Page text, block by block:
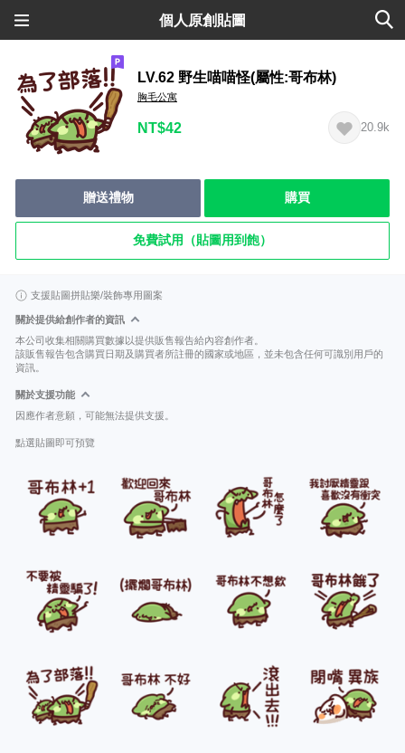
個人原創貼圖
LV.62 野生喵喵怪(屬性:哥布林)
胸毛公寓
NT$42 20.9k
贈送禮物 購買
免費試用（貼圖用到飽）
支援貼圖拼貼樂/裝飾專用圖案
關於提供給創作者的資訊
本公司收集相關購買數據以提供販售報告給內容創作者。
該販售報告包含購買日期及購買者所註冊的國家或地區，並未包含任何可識別用戶的
資訊。
關於支援功能
因應作者意願，可能無法提供支援。
點選貼圖即可預覽